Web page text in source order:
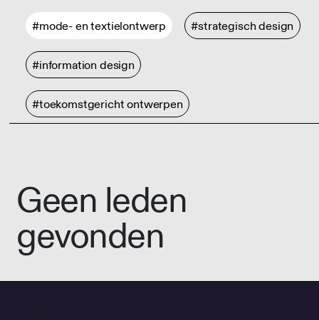
#mode- en textielontwerp #strategisch design
#information design
#toekomstgericht ontwerpen
Geen leden
gevonden